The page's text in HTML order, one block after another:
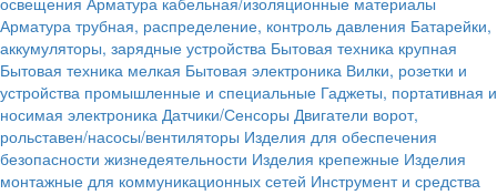
Арматура трубная, распределение, контроль давления Батарейки,
аккумуляторы, зарядные устройства Бытовая техника крупная
Бытовая техника мелкая Бытовая электроника Вилки, розетки и
устройства промышленные и специальные Гаджеты, портативная и
носимая электроника Датчики/Сенсоры Двигатели ворот,
рольставен/насосы/вентиляторы Изделия для обеспечения
безопасности жизнедеятельности Изделия крепежные Изделия
монтажные для коммуникационных сетей Инструмент и средства